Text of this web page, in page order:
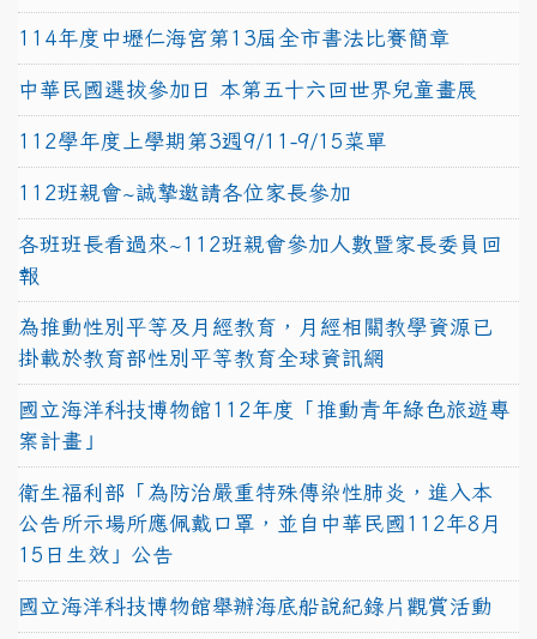
114年度中壢仁海宮第13屆全市書法比賽簡章
中華民國選拔參加日 本第五十六回世界兒童畫展
112學年度上學期第3週9/11-9/15菜單
112班親會~誠摯邀請各位家長參加
各班班長看過來~112班親會參加人數暨家長委員回
報
為推動性別平等及月經教育，月經相關教學資源已
掛載於教育部性別平等教育全球資訊網
國立海洋科技博物館112年度「推動青年綠色旅遊專
案計畫」
衛生福利部「為防治嚴重特殊傳染性肺炎，進入本
公告所示場所應佩戴口罩，並自中華民國112年8月
15日生效」公告
國立海洋科技博物館舉辦海底船說紀錄片觀賞活動